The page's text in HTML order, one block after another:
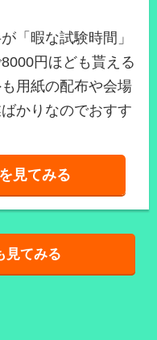
「暇な試験時間」
円ほども貰える
用紙の配布や会場
かりなのでおすす
見てみる
見てみる